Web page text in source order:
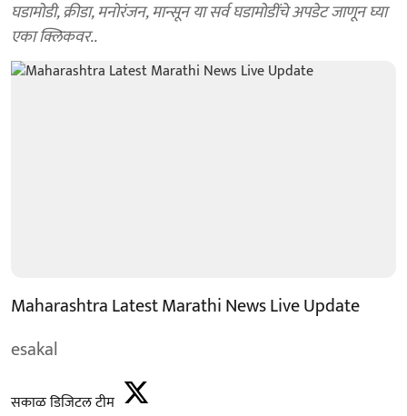
घडामोडी, क्रीडा, मनोरंजन, मान्सून या सर्व घडामोडींचे अपडेट जाणून घ्या
एका क्लिकवर..
Maharashtra Latest Marathi News Live Update
esakal
सकाळ डिजिटल टीम